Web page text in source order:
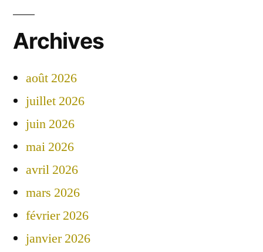
Archives
août 2026
juillet 2026
juin 2026
mai 2026
avril 2026
mars 2026
février 2026
janvier 2026